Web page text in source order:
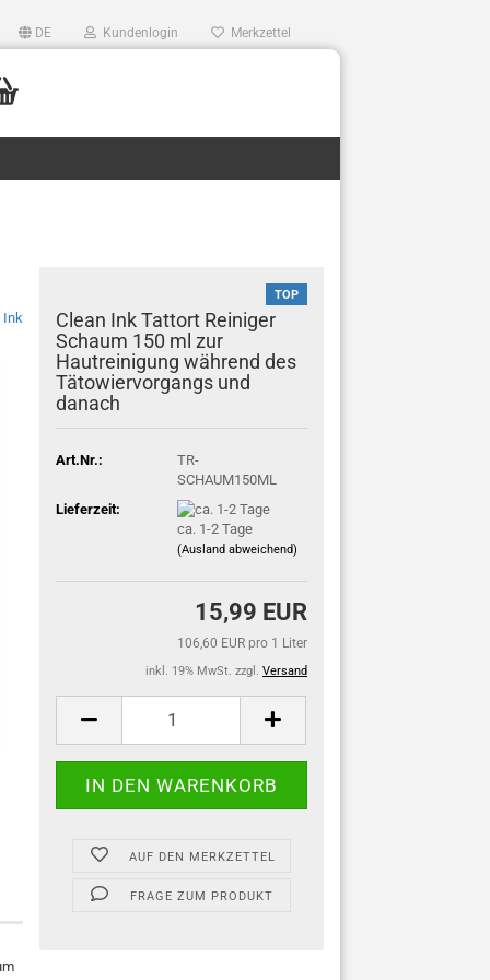
DE Kundenlogin Merkzettel
Ink
TOP
Clean Ink Tattort Reiniger
Schaum 150 ml zur
Hautreinigung während des
Tätowiervorgangs und
danach
Art.Nr.:
TR-
SCHAUM150ML
Lieferzeit:
ca. 1-2 Tage
(Ausland abweichend)
15,99 EUR
106,60 EUR pro 1 Liter
inkl. 19% MwSt. zzgl. Versand
AUF DEN MERKZETTEL
FRAGE ZUM PRODUKT